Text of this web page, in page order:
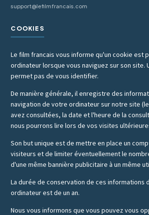
support@lefilmfrancais.com
COOKIES
Le film francais vous informe qu'un cookie est
ordinateur lorsque vous naviguez sur son site.
permet pas de vous identifier.
De manière générale, il enregistre des
navigation de votre ordinateur sur notre site
avez consultées, la date et l'heure de la
nous pourrons lire lors de vos visites
Son but unique est de mettre en place un
visiteurs et de limiter éventuellement le
d'une même bannière publicitaire à un même
La durée de conservation de ces informations
ordinateur est de un an.
Nous vous informons que vous pouvez vous